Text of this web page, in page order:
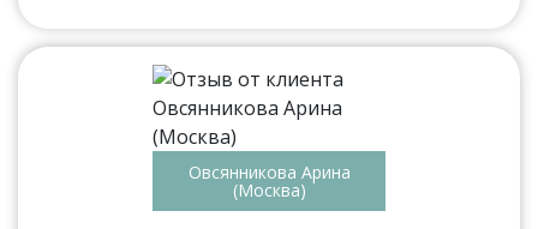
Овсянникова Арина
(Москва)